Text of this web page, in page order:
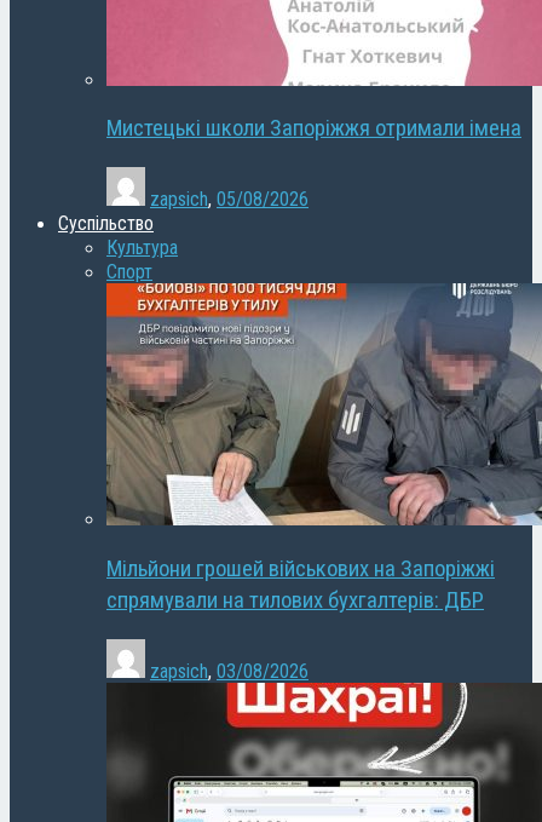
Мистецькі школи Запоріжжя отримали імена
zapsich, 05/08/2026
Суспільство
Культура
Спорт
Мільйони грошей військових на Запоріжжі
спрямували на тилових бухгалтерів: ДБР
zapsich, 03/08/2026